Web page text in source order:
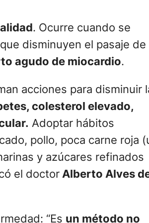
. Ocurre cuando se
disminuyen el pasaje de
agudo de miocardio.
acciones para disminuir
colesterol elevado,
Adoptar hábitos
pollo, poca carne roja
y azúcares refinados
el doctor Alberto Alves
“Es un método no